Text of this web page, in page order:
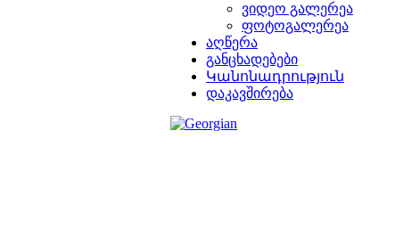
ვიდეო გალერეა
ფოტოგალერეა
აღწერა
განცხადებები
Կանոնադրություն
დაკავშირება